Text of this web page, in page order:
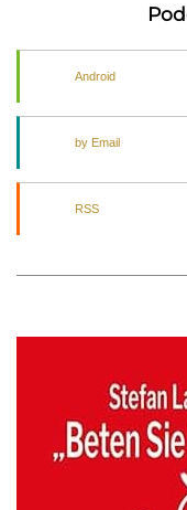
Android
by Email
RSS